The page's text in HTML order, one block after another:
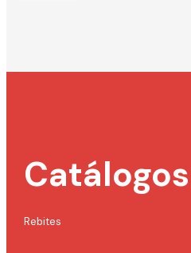
Catálogos
Rebites